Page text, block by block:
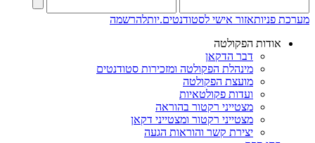
מערכת פניותאזור אישי לסטודנטים.יותלהרשמה
אודות הפקולטה
דבר הדקאן
מינהלת הפקולטה ומזכירות סטודנטים
מועצת הפקולטה
ועדות פקולטאיות
מצטייני רקטור בהוראה
מצטייני רקטור ומצטייני דקאן
יצירת קשר והוראות הגעה